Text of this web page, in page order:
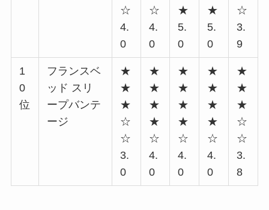
☆
4.
0
☆
4.
0
★
5.
0
★
5.
0
☆
3.
9
1
0
位
フランスベ
ッド スリ
ープバンテ
ージ
★
★
★
☆
☆
3.
0
★
★
★
★
☆
4.
0
★
★
★
★
☆
4.
0
★
★
★
★
☆
4.
0
★
★
★
☆
☆
3.
8